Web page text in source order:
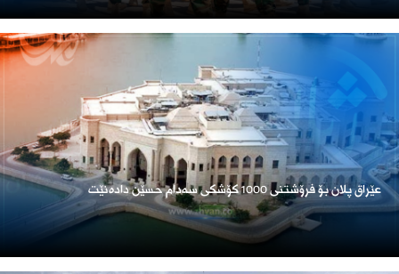
عێراق پلان بۆ فرۆشتنی 1000 کۆشکی سەدام حسێن دادەنێت